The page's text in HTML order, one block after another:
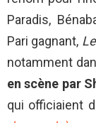
Paradis,
Pari gagnant,
notamment
en scène par
qui officiaient